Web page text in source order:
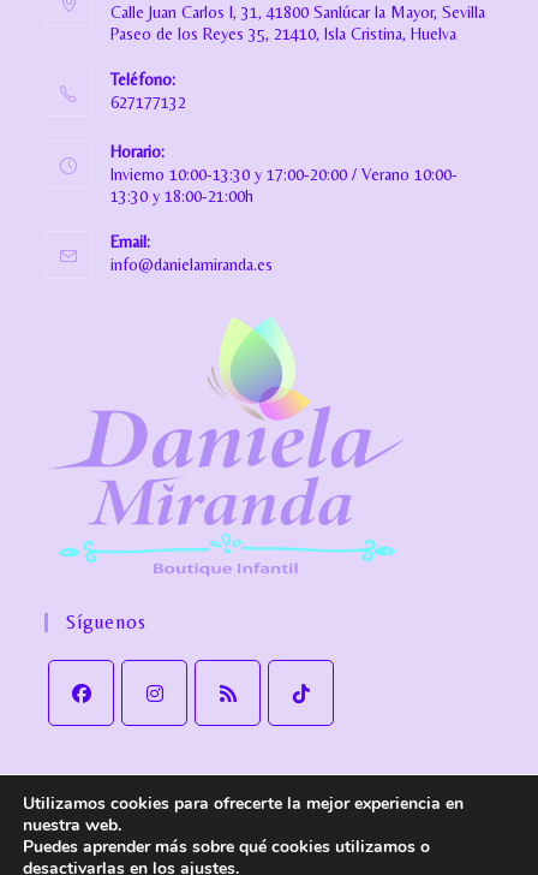
Calle Juan Carlos I, 31, 41800 Sanlúcar la Mayor, Sevilla
Paseo de los Reyes 35, 21410, Isla Cristina, Huelva
Teléfono:
627177132
Horario:
Invierno 10:00-13:30 y 17:00-20:00 / Verano 10:00-
13:30 y 18:00-21:00h
Email:
info@danielamiranda.es
Síguenos
Aviso Legal Política de Privacidad
Política de cookies
Política de Envío y devoluciones
Accesibilidad
Utilizamos cookies para ofrecerte la mejor experiencia en
nuestra web.
Puedes aprender más sobre qué cookies utilizamos o
desactivarlas en los ajustes.